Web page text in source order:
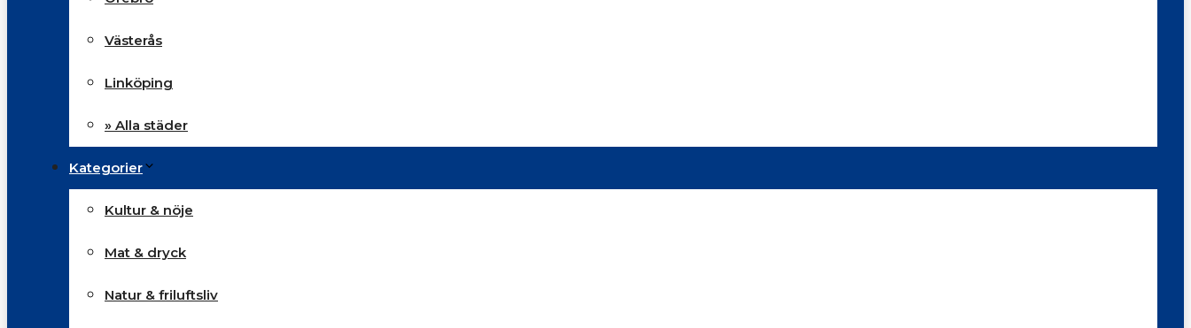
Västerås
Linköping
» Alla städer
Kategorier
Kultur & nöje
Mat & dryck
Natur & friluftsliv